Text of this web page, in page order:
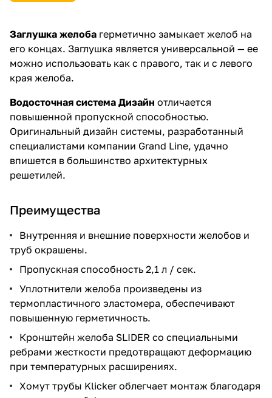
Заглушка желоба герметично замыкает желоб на
его концах. Заглушка является универсальной — ее
можно использовать как с правого, так и с левого
края желоба.
Водосточная система Дизайн отличается
повышенной пропускной способностью.
Оригинальный дизайн системы, разработанный
специалистами компании Grand Line, удачно
впишется в большинство архитектурных
решетилей.
Преимущества
Внутренняя и внешние поверхности желобов и
труб окрашены.
Пропускная способность 2,1 л / сек.
Уплотнители желоба произведены из
термопластичного эластомера, обеспечивают
повышенную герметичность.
Кронштейн желоба SLIDER со специальными
ребрами жесткости предотвращают деформацию
при температурных расширениях.
Хомут трубы Klicker облегчает монтаж благодаря